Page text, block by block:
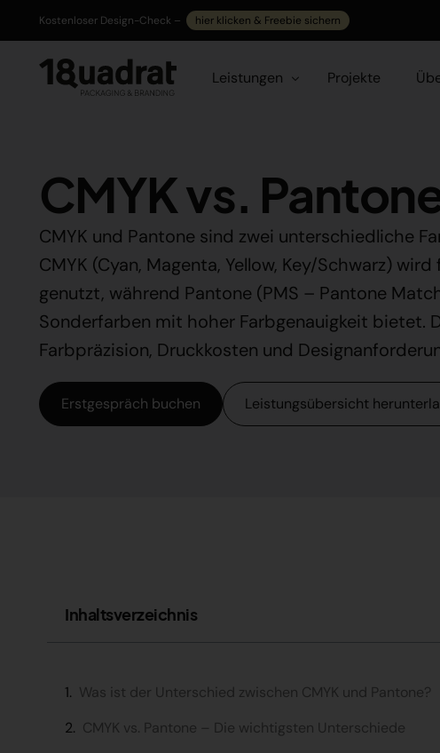
Kostenloser Design-Check – hier klicken & Freebie sichern
Leistungen
02. Verkaufsförderung
03. Markenstrategie & Branding
Projekte
CMYK vs.
CMYK und Pantone sind zwei unterschiedliche
CMYK (Cyan, Magenta, Yellow, Key/Schwarz)
genutzt, während Pantone (PMS – Pantone
Sonderfarben mit hoher Farbgenauigkeit bietet.
Farbpräzision, Druckkosten und
Erstgespräch buchen Leistungsübersicht
Inhaltsverzeichnis
Was ist der Unterschied zwischen CMYK und Pantone?
CMYK vs. Pantone – Die wichtigsten Unterschiede